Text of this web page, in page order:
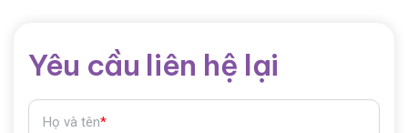
Yêu cầu liên hệ lại
Họ và tên*